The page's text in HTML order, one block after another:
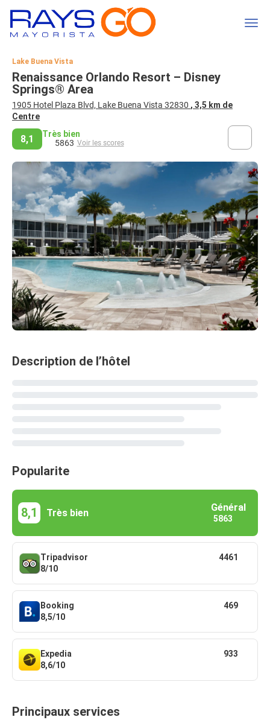
Lake Buena Vista
Renaissance Orlando Resort – Disney
Springs® Area
1905 Hotel Plaza Blvd, Lake Buena Vista 32830 , 3,5 km de
Centre
8,1
Très bien
5863 Voir les scores
Description de l’hôtel
Popularite
8,1 Très bien Général
5863
Tripadvisor
8/10
4461
Booking
8,5/10
469
Expedia
8,6/10
933
Principaux services